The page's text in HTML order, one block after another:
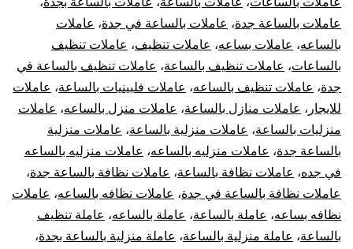
عاملات بالساعة جدة، عاملات بالساعة في جدة، عاملات
بالساعه، عاملات بساعه، عاملات تنظيف، عاملات تنظيف
بالساعات، عاملات تنظيف بالساعة، عاملات تنظيف بالساعة في
جدة، عاملات تنظيف بالساعه، عاملات فلبينيات بالساعة، عاملات
للايجار ، عاملات منازل بالساعة، عاملات منزل بالساعه، عاملات
منزليات بالساعة، عاملات منزلية بالساعة، عاملات منزلية
بالساعة جدة، عاملات منزليه بالساعه، عاملات منزليه بالساعه
في جده، عاملات نظافة بالساعة، عاملات نظافة بالساعة جدة،
عاملات نظافة بالساعة في جدة، عاملات نظافه بالساعه، عاملات
نظافه بساعه، عاملة بالساعة، عاملة بالساعه، عاملة تنظيف
بالساعة، عاملة منزلية بالساعة، عاملة منزلية بالساعة بجدة،